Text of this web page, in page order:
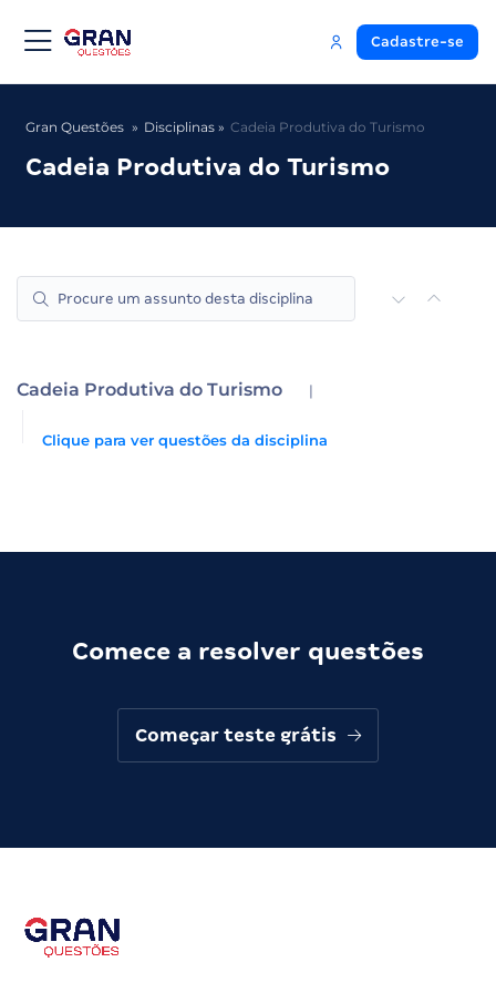
Cadastre-se
Gran Questões Disciplinas Cadeia Produtiva do Turismo
Cadeia Produtiva do Turismo
Cadeia Produtiva do Turismo |
Clique para ver questões da disciplina
Comece a resolver questões
Começar teste grátis